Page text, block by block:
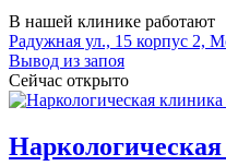
В нашей клинике работают
Радужная ул., 15 корпус 2,
Вывод из запоя
Сейчас открыто